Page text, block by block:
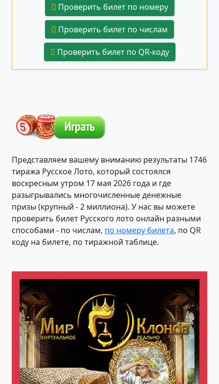
Проверить билет по номеру
Проверить билет по числам
Проверить билет по QR-коду
Представляем вашему вниманию результаты 1746
тиража Русское Лото, который состоялся
воскресным утром 17 мая 2026 года и где
разыгрывались многочисленные денежные
призы (крупный - 2 миллиона). У нас вы можете
проверить билет Русского лото онлайн разными
способами - по числам, по номеру билета, по QR
коду на билете, по тиражной таблице.